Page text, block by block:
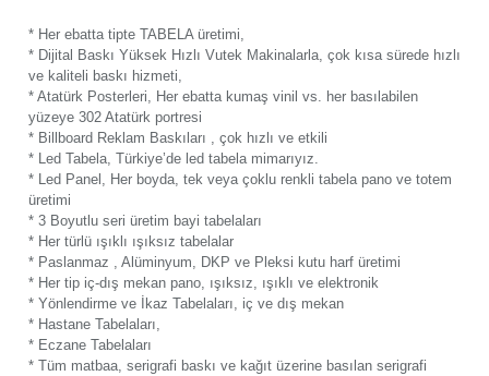
* Her ebatta tipte TABELA üretimi,
* Dijital Baskı Yüksek Hızlı Vutek Makinalarla, çok kısa sürede hızlı
ve kaliteli baskı hizmeti,
* Atatürk Posterleri, Her ebatta kumaş vinil vs. her basılabilen
yüzeye 302 Atatürk portresi
* Billboard Reklam Baskıları , çok hızlı ve etkili
* Led Tabela, Türkiye’de led tabela mimarıyız.
* Led Panel, Her boyda, tek veya çoklu renkli tabela pano ve totem
üretimi
* 3 Boyutlu seri üretim bayi tabelaları
* Her türlü ışıklı ışıksız tabelalar
* Paslanmaz , Alüminyum, DKP ve Pleksi kutu harf üretimi
* Her tip iç-dış mekan pano, ışıksız, ışıklı ve elektronik
* Yönlendirme ve İkaz Tabelaları, iç ve dış mekan
* Hastane Tabelaları,
* Eczane Tabelaları
* Tüm matbaa, serigrafi baskı ve kağıt üzerine basılan serigrafi